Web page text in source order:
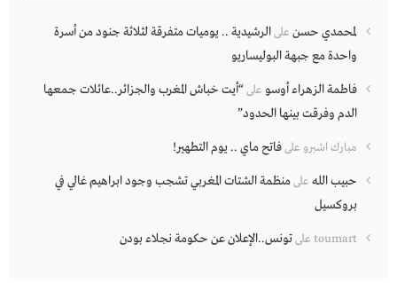
لمحمدي حسن علىالرشيدية .. يوميات متفرقة لثلاثة جنود من أسرة
واحدة مع جبهة البوليساريو
فاطمة الزهراء أوسو على“أيت خباش المغرب والجزائر..عائلات جمعها
الدم وفرقت بينها الحدود”
مبارك اشبرو علىفاتح ماي .. يوم التطهير!
حبيب الله علىمنظمة الشتات المغربي تشجب وجود ابراهيم غالي في
بروكسيل
toumart علىتونس..الإعلان عن حكومة نجلاء بودن